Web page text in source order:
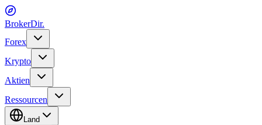
BrokerDir.
Forex
Krypto
Aktien
Ressourcen
Land